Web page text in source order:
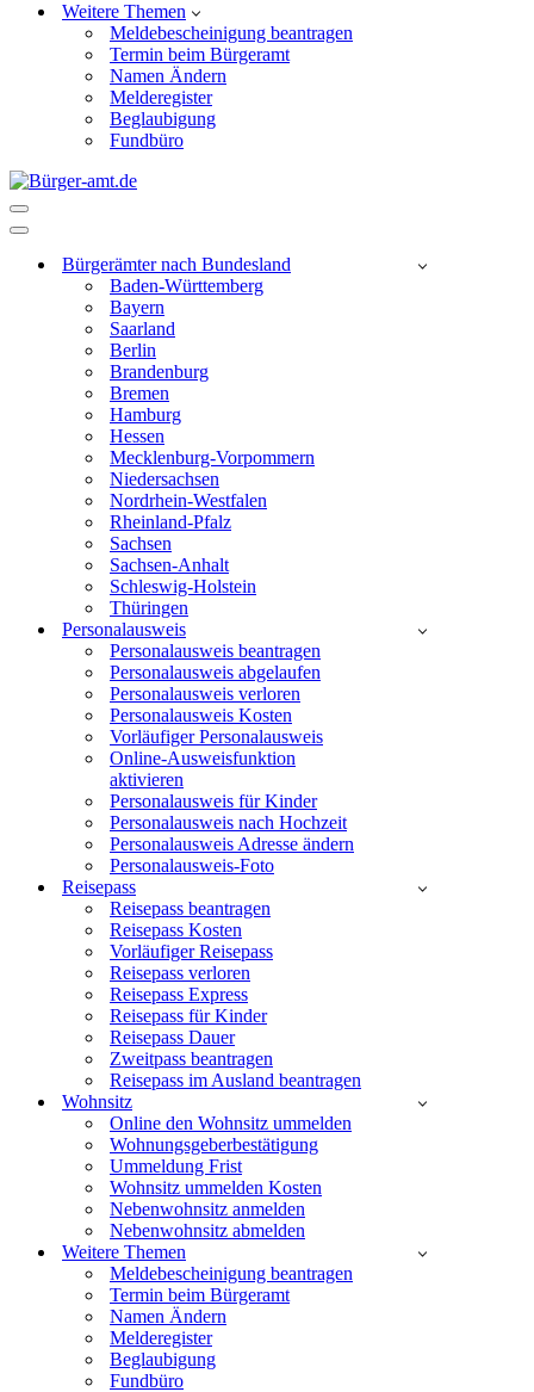
Weitere Themen
Meldebescheinigung beantragen
Termin beim Bürgeramt
Namen Ändern
Melderegister
Beglaubigung
Fundbüro
Navigationsmenü
Navigationsmenü
Bürgerämter nach Bundesland
Baden-Württemberg
Bayern
Saarland
Berlin
Brandenburg
Bremen
Hamburg
Hessen
Mecklenburg-Vorpommern
Niedersachsen
Nordrhein-Westfalen
Rheinland-Pfalz
Sachsen
Sachsen-Anhalt
Schleswig-Holstein
Thüringen
Personalausweis
Personalausweis beantragen
Personalausweis abgelaufen
Personalausweis verloren
Personalausweis Kosten
Vorläufiger Personalausweis
Online-Ausweisfunktion
aktivieren
Personalausweis für Kinder
Personalausweis nach Hochzeit
Personalausweis Adresse ändern
Personalausweis-Foto
Reisepass
Reisepass beantragen
Reisepass Kosten
Vorläufiger Reisepass
Reisepass verloren
Reisepass Express
Reisepass für Kinder
Reisepass Dauer
Zweitpass beantragen
Reisepass im Ausland beantragen
Wohnsitz
Online den Wohnsitz ummelden
Wohnungsgeberbestätigung
Ummeldung Frist
Wohnsitz ummelden Kosten
Nebenwohnsitz anmelden
Nebenwohnsitz abmelden
Weitere Themen
Meldebescheinigung beantragen
Termin beim Bürgeramt
Namen Ändern
Melderegister
Beglaubigung
Fundbüro